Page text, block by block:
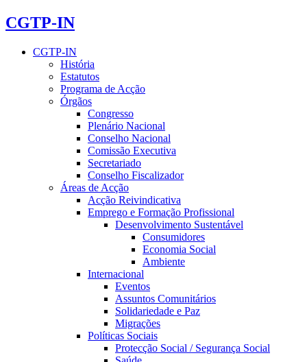
CGTP-IN
CGTP-IN
História
Estatutos
Programa de Acção
Órgãos
Congresso
Plenário Nacional
Conselho Nacional
Comissão Executiva
Secretariado
Conselho Fiscalizador
Áreas de Acção
Acção Reivindicativa
Emprego e Formação Profissional
Desenvolvimento Sustentável
Consumidores
Economia Social
Ambiente
Internacional
Eventos
Assuntos Comunitários
Solidariedade e Paz
Migrações
Políticas Sociais
Protecção Social / Segurança Social